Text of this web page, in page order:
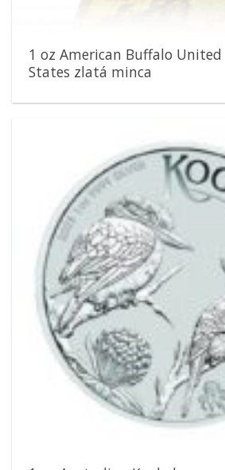
1 oz American Buffalo United
States zlatá minca